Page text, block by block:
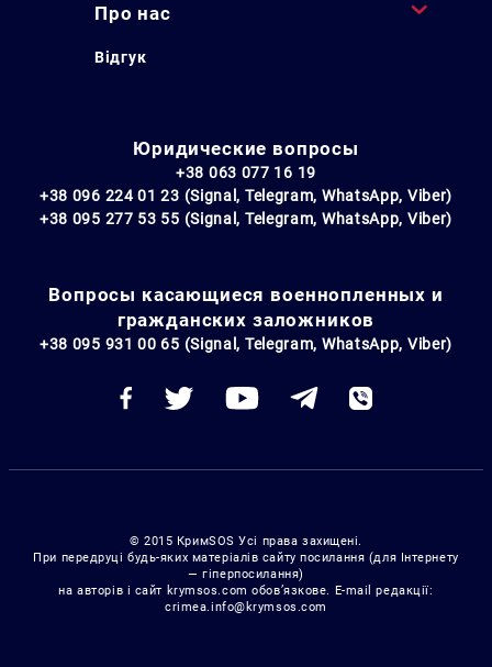
Про нас
Відгук
Юридические вопросы
+38 063 077 16 19
+38 096 224 01 23 (Signal, Telegram, WhatsApp, Viber)
+38 095 277 53 55 (Signal, Telegram, WhatsApp, Viber)
Вопросы касающиеся военнопленных и
гражданских заложников
+38 095 931 00 65 (Signal, Telegram, WhatsApp, Viber)
© 2015 КримSOS Усі права захищені.
При передруці будь-яких матеріалів сайту посилання (для Інтернету
— гіперпосилання)
на авторів і сайт krymsos.com обов’язкове. E-mail редакції:
crimea.info@krymsos.com